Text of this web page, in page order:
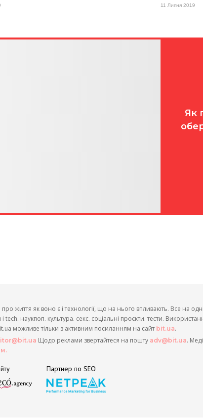
11 Липня 2019
Як
про життя як воно є і технології, що на нього впливають. Все на
tech. наукпоп. культура. секс. соціальні проєкти. тести.
можливе тільки з активним посиланням на сайт bit.ua.
Щодо реклами звертайтеся на пошту adv@bit.ua.
Партнер по SEO